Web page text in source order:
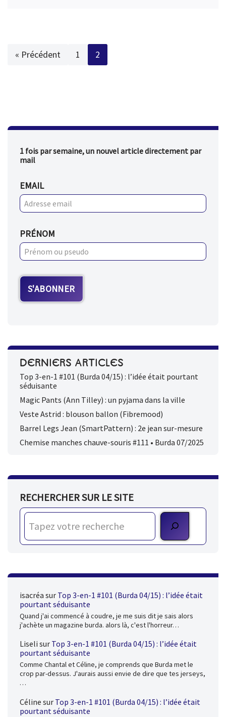
« Précédent 1 2
1 fois par semaine, un nouvel article directement par
mail
EMAIL
PRÉNOM
DERNIERS ARTICLES
Top 3-en-1 #101 (Burda 04/15) : l’idée était pourtant
séduisante
Magic Pants (Ann Tilley) : un pyjama dans la ville
Veste Astrid : blouson ballon (Fibremood)
Barrel Legs Jean (SmartPattern) : 2e jean sur-mesure
Chemise manches chauve-souris #111 • Burda 07/2025
RECHERCHER SUR LE SITE
isacréa sur Top 3-en-1 #101 (Burda 04/15) : l’idée était
pourtant séduisante
Quand j'ai commencé à coudre, je me suis dit je sais alors
j'achète un magazine burda. alors là, c'est l'horreur…
Liseli sur Top 3-en-1 #101 (Burda 04/15) : l’idée était
pourtant séduisante
Comme Chantal et Céline, je comprends que Burda met le
crop par-dessus. J'aurais aussi envie de dire que tes jerseys,
…
Céline sur Top 3-en-1 #101 (Burda 04/15) : l’idée était
pourtant séduisante